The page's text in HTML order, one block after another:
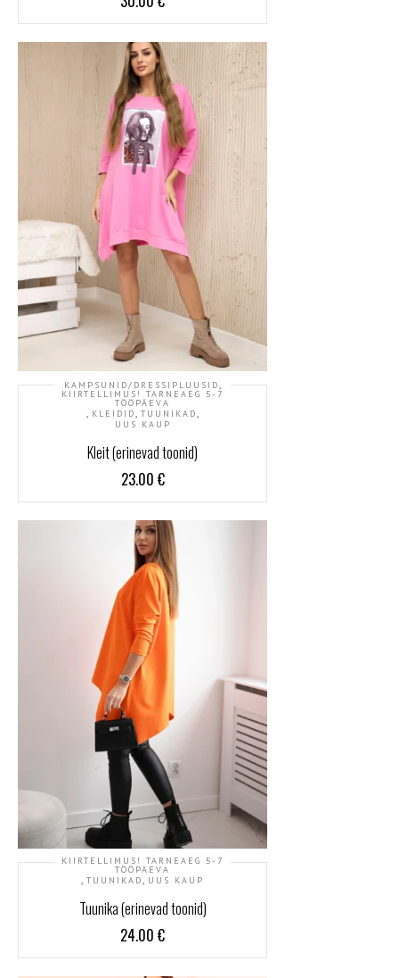
KAMPSUNID/DRESSIPLUUSID,
KIIRTELLIMUS! TARNEAEG 5-7
TÖÖPÄEVA
, KLEIDID, TUUNIKAD,
UUS KAUP
Kleit (erinevad toonid)
23.00 €
KIIRTELLIMUS! TARNEAEG 5-7
TÖÖPÄEVA
, TUUNIKAD, UUS KAUP
Tuunika (erinevad toonid)
24.00 €